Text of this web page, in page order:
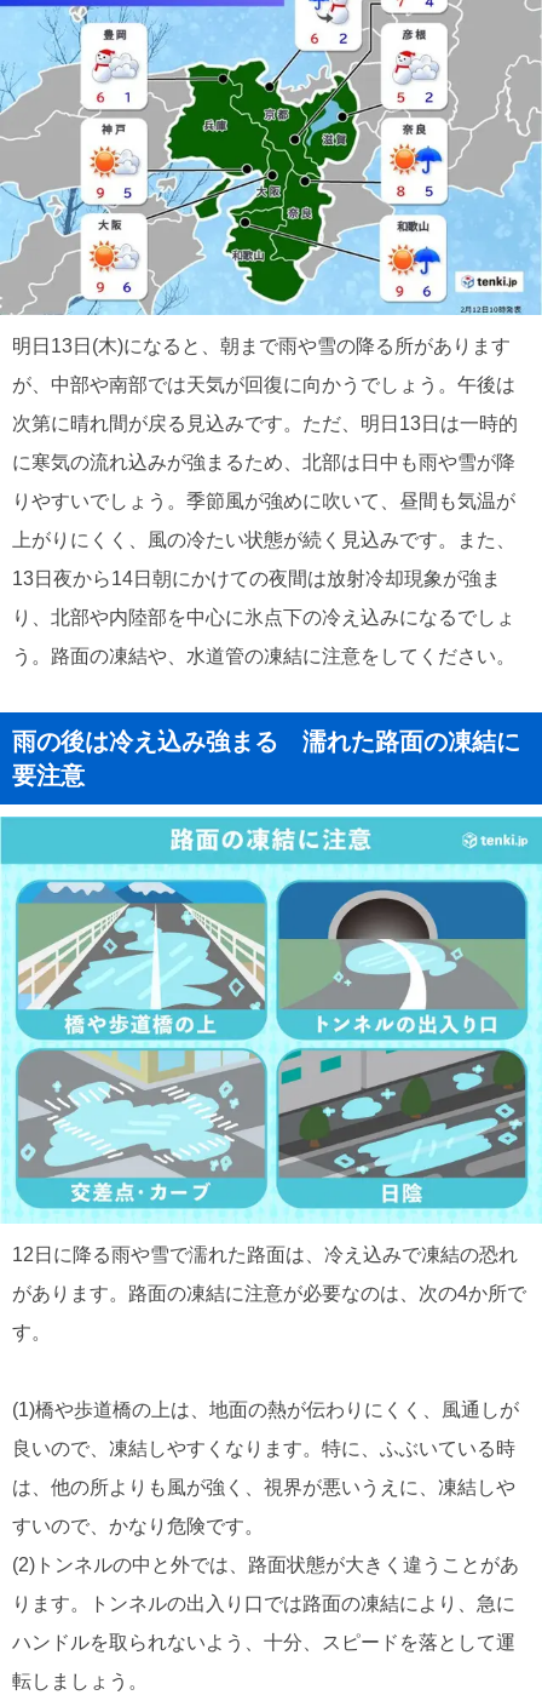
明日13日(木)になると、朝まで雨や雪の降る所があります
が、中部や南部では天気が回復に向かうでしょう。午後は
次第に晴れ間が戻る見込みです。ただ、明日13日は一時的
に寒気の流れ込みが強まるため、北部は日中も雨や雪が降
りやすいでしょう。季節風が強めに吹いて、昼間も気温が
上がりにくく、風の冷たい状態が続く見込みです。また、
13日夜から14日朝にかけての夜間は放射冷却現象が強ま
り、北部や内陸部を中心に氷点下の冷え込みになるでしょ
う。路面の凍結や、水道管の凍結に注意をしてください。
雨の後は冷え込み強まる 濡れた路面の凍結に
要注意
12日に降る雨や雪で濡れた路面は、冷え込みで凍結の恐れ
があります。路面の凍結に注意が必要なのは、次の4か所で
す。
(1)橋や歩道橋の上は、地面の熱が伝わりにくく、風通しが
良いので、凍結しやすくなります。特に、ふぶいている時
は、他の所よりも風が強く、視界が悪いうえに、凍結しや
すいので、かなり危険です。
(2)トンネルの中と外では、路面状態が大きく違うことがあ
ります。トンネルの出入り口では路面の凍結により、急に
ハンドルを取られないよう、十分、スピードを落として運
転しましょう。